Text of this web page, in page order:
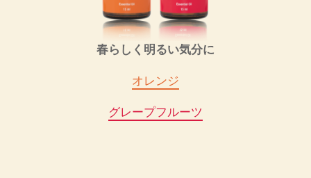
春らしく明るい気分に
オレンジ
グレープフルーツ